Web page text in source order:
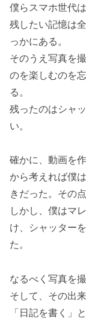
僕らスマホ世代
残したい記憶は
っかにある。
そのうえ写真を
のを楽しむのを
る。
残ったのはシャ
い。
確かに、動画を
から考えれば僕
きだった。その
しかし、僕はマ
け、シャッター
た。
なるべく写真を
そして、その出
「日記を書く」